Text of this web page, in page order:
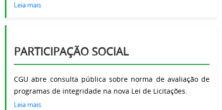
Leia mais
PARTICIPAÇÃO SOCIAL
CGU abre consulta pública sobre norma de avaliação de
programas de integridade na nova Lei de Licitações.
Leia mais